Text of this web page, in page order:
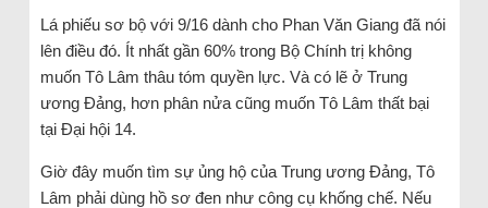
Lá phiếu sơ bộ với 9/16 dành cho Phan Văn Giang đã nói
lên điều đó. Ít nhất gần 60% trong Bộ Chính trị không
muốn Tô Lâm thâu tóm quyền lực. Và có lẽ ở Trung
ương Đảng, hơn phân nửa cũng muốn Tô Lâm thất bại
tại Đại hội 14.
Giờ đây muốn tìm sự ủng hộ của Trung ương Đảng, Tô
Lâm phải dùng hồ sơ đen như công cụ khống chế. Nếu